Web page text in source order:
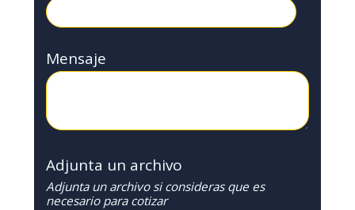
Mensaje
Adjunta un archivo
Adjunta un archivo si consideras que es
necesario para cotizar